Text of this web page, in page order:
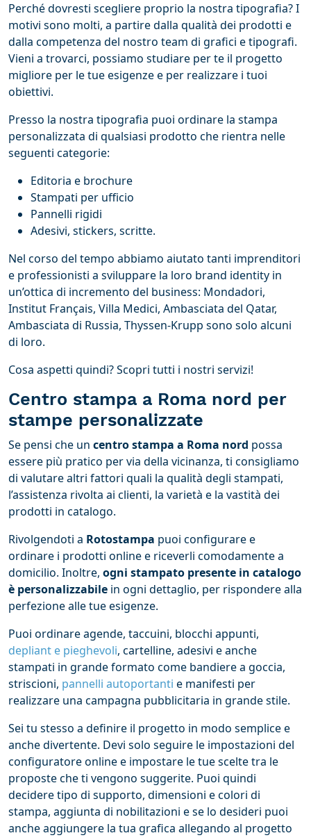
Perché dovresti scegliere proprio la nostra tipografia? I
motivi sono molti, a partire dalla qualità dei prodotti e
dalla competenza del nostro team di grafici e tipografi.
Vieni a trovarci, possiamo studiare per te il progetto
migliore per le tue esigenze e per realizzare i tuoi
obiettivi.
Presso la nostra tipografia puoi ordinare la stampa
personalizzata di qualsiasi prodotto che rientra nelle
seguenti categorie:
Editoria e brochure
Stampati per ufficio
Pannelli rigidi
Adesivi, stickers, scritte.
Nel corso del tempo abbiamo aiutato tanti imprenditori
e professionisti a sviluppare la loro brand identity in
un’ottica di incremento del business: Mondadori,
Institut Français, Villa Medici, Ambasciata del Qatar,
Ambasciata di Russia, Thyssen-Krupp sono solo alcuni
di loro.
Cosa aspetti quindi? Scopri tutti i nostri servizi!
Centro stampa a Roma nord per
stampe personalizzate
Se pensi che un centro stampa a Roma nord possa
essere più pratico per via della vicinanza, ti consigliamo
di valutare altri fattori quali la qualità degli stampati,
l’assistenza rivolta ai clienti, la varietà e la vastità dei
prodotti in catalogo.
Rivolgendoti a Rotostampa puoi configurare e
ordinare i prodotti online e riceverli comodamente a
domicilio. Inoltre, ogni stampato presente in catalogo
è personalizzabile in ogni dettaglio, per rispondere alla
perfezione alle tue esigenze.
Puoi ordinare agende, taccuini, blocchi appunti,
depliant e pieghevoli, cartelline, adesivi e anche
stampati in grande formato come bandiere a goccia,
striscioni, pannelli autoportanti e manifesti per
realizzare una campagna pubblicitaria in grande stile.
Sei tu stesso a definire il progetto in modo semplice e
anche divertente. Devi solo seguire le impostazioni del
configuratore online e impostare le tue scelte tra le
proposte che ti vengono suggerite. Puoi quindi
decidere tipo di supporto, dimensioni e colori di
stampa, aggiunta di nobilitazioni e se lo desideri puoi
anche aggiungere la tua grafica allegando al progetto